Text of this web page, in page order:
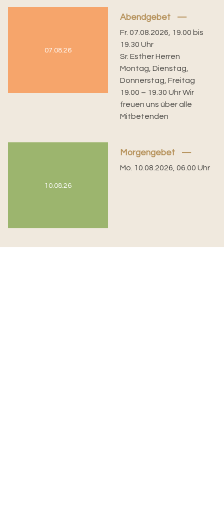
07.08.26
Abendgebet
Fr. 07.08.2026, 19.00 bis
19.30 Uhr
Sr. Esther Herren
Montag, Dienstag,
Donnerstag, Freitag
19.00 – 19.30 Uhr Wir
freuen uns über alle
Mitbetenden
10.08.26
Morgengebet
Mo. 10.08.2026, 06.00 Uhr